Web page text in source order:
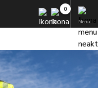
Menu